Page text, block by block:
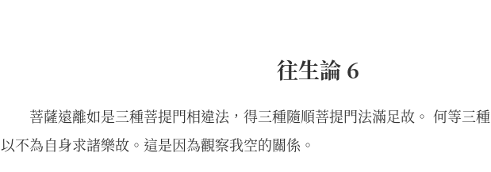
往生論 6
菩薩遠離如是三種菩提門相違法，得三種隨順菩提門法滿足故。 何等三
以不為自身求諸樂故。這是因為觀察我空的關係。